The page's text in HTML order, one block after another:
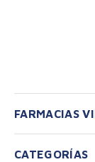
FARMACIAS
CATEGORÍAS